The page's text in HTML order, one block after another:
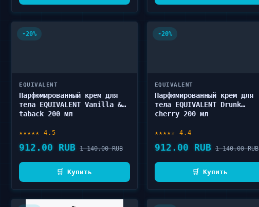
-20%
EQUIVALENT
Парфюмированный крем для
тела EQUIVALENT Vanilla &
taback 200 мл
★★★★★ 4.5
912.00 RUB 1 140.00 RUB
🛒 Купить
-20%
EQUIVALENT
Парфюмированный крем для
тела EQUIVALENT Drunk
cherry 200 мл
★★★★☆ 4.4
912.00 RUB 1 140.00 RUB
🛒 Купить